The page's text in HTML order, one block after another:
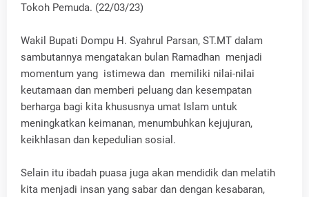
Tokoh Pemuda. (22/03/23)
Wakil Bupati Dompu H. Syahrul Parsan, ST.MT dalam
sambutannya mengatakan bulan Ramadhan menjadi
momentum yang istimewa dan memiliki nilai-nilai
keutamaan dan memberi peluang dan kesempatan
berharga bagi kita khususnya umat Islam untuk
meningkatkan keimanan, menumbuhkan kejujuran,
keikhlasan dan kepedulian sosial.
Selain itu ibadah puasa juga akan mendidik dan melatih
kita menjadi insan yang sabar dan dengan kesabaran,